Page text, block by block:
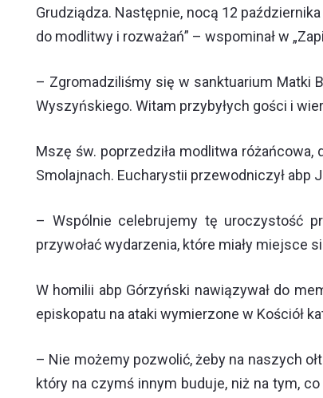
Grudziądza. Następnie, nocą 12
do modlitwy i rozważań” – wspominał w
– Zgromadziliśmy się w sanktuarium Matki
Wyszyńskiego. Witam przybyłych gości i
Mszę św. poprzedziła modlitwa
Smolajnach. Eucharystii przewodniczył abp
– Wspólnie celebrujemy tę uroczystość
przywołać wydarzenia, które miały miejsce
W homilii abp Górzyński nawiązywał do
episkopatu na ataki wymierzone w Kościół
– Nie możemy pozwolić, żeby na naszych
który na czymś innym buduje, niż na tym,